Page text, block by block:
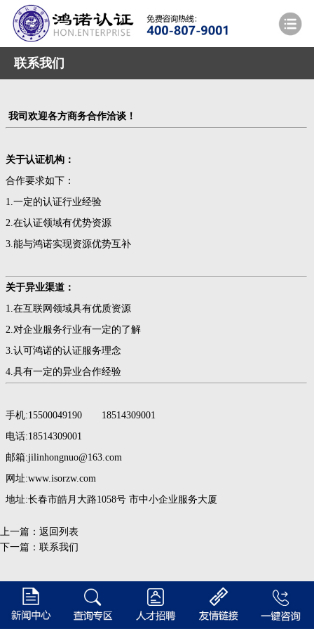
联系我们
我司欢迎各方商务合作洽谈！
关于认证机构：
合作要求如下：
1.一定的认证行业经验
2.在认证领域有优势资源
3.能与鸿诺实现资源优势互补
关于异业渠道：
1.在互联网领域具有优质资源
2.对企业服务行业有一定的了解
3.认可鸿诺的认证服务理念
4.具有一定的异业合作经验
手机:15500049190 18514309001
电话:18514309001
邮箱:jilinhongnuo@163.com
网址:www.isorzw.com
地址:长春市皓月大路1058号 市中小企业服务大厦
上一篇： 返回列表
下一篇： 联系我们